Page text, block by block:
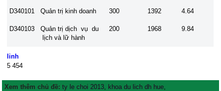
D340101 Quản trị kinh doanh 300 1392 4.64
D340103
Quản trị dịch vụ du
lịch và lữ hành
200 1968 9.84
linh
5 454
Xem thêm chủ đề:ty le choi 2013, khoa du lich dh hue,